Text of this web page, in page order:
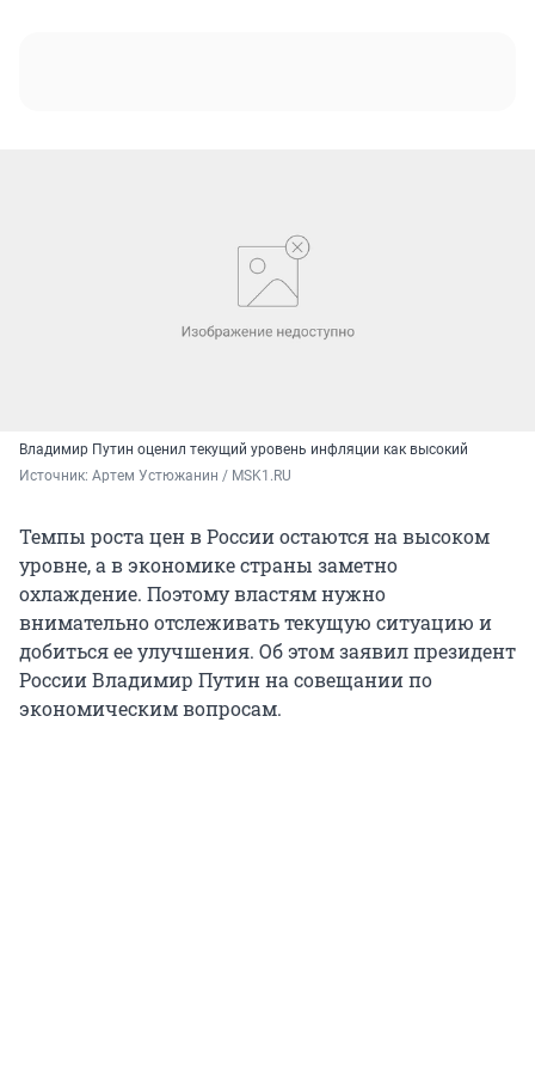
Владимир Путин оценил текущий уровень инфляции как высокий
Источник: Артем Устюжанин / MSK1.RU
Темпы роста цен в России остаются на высоком
уровне, а в экономике страны заметно
охлаждение. Поэтому властям нужно
внимательно отслеживать текущую ситуацию и
добиться ее улучшения. Об этом заявил президент
России Владимир Путин на совещании по
экономическим вопросам.